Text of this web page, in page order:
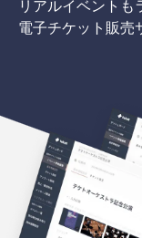
リアルイベントも
電子チケット販売